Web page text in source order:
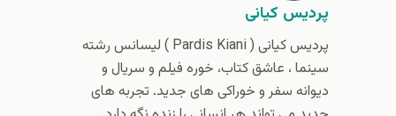
پردیس کیانی
پردیس کیانی (‌ Pardis Kiani ) لیسانس رشته
سینما ، عاشق کتاب، خوره فیلم و سریال و
دیوانه سفر و خوراکی های جدید. تجربه های